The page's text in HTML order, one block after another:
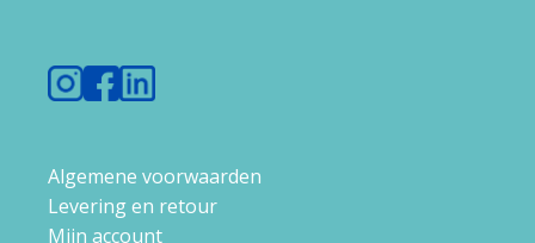
Algemene voorwaarden
Levering en retour
Mijn account